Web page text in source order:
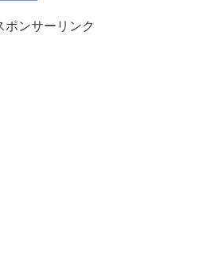
ポンサーリンク